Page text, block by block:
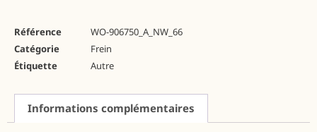
Référence
WO-906750_A_NW_66
Catégorie
Frein
Étiquette
Autre
Informations complémentaires